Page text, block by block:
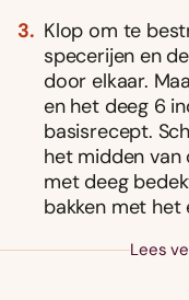
Klop om te
specerijen en
door elkaar.
en het deeg 6
basisrecept.
het midden van
met deeg
bakken met het
Lees